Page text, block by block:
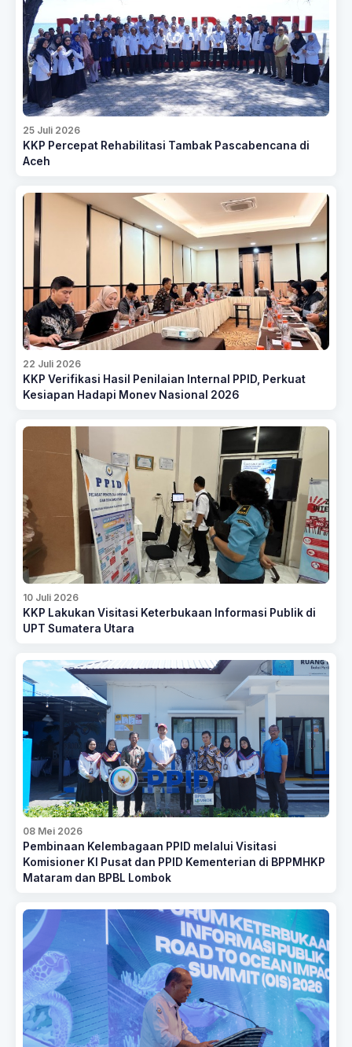
25 Juli 2026
KKP Percepat Rehabilitasi Tambak Pascabencana di
Aceh
22 Juli 2026
KKP Verifikasi Hasil Penilaian Internal PPID, Perkuat
Kesiapan Hadapi Monev Nasional 2026
10 Juli 2026
KKP Lakukan Visitasi Keterbukaan Informasi Publik di
UPT Sumatera Utara
08 Mei 2026
Pembinaan Kelembagaan PPID melalui Visitasi
Komisioner KI Pusat dan PPID Kementerian di BPPMHKP
Mataram dan BPBL Lombok